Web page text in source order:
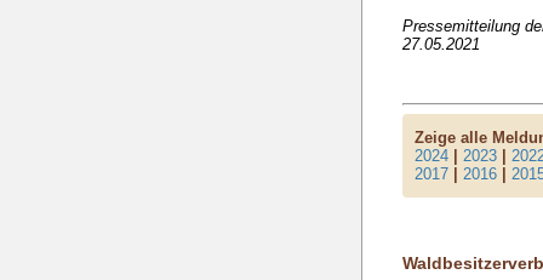
Pressemitteilung
27.05.2021
Zeige alle
2024 |2023 |
2017 |2016 |